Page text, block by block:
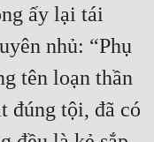
ấy lại tái
nhủ: “Phụ
tên loạn thần
đúng tội, đã có